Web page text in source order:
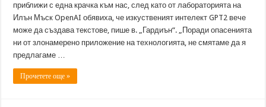
приближи с една крачка към нас, след като от лабораторията на
Илън Мъск OpenAI обявиха, че изкуственият интелект GPT2 вече
може да създава текстове, пише в. „Гардиън“. „Поради опасенията
ни от злонамерено приложение на технологията, не смятаме да я
предлагаме …
Прочетете още »